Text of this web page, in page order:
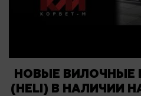
НОВЫЕ ВИЛОЧНЫЕ
(HELI) В НАЛИЧИИ